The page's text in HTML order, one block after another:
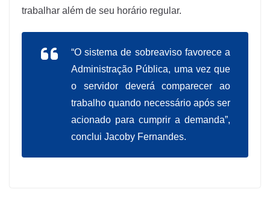
trabalhar além de seu horário regular.
“O sistema de sobreaviso favorece a
Administração Pública, uma vez que
o servidor deverá comparecer ao
trabalho quando necessário após ser
acionado para cumprir a demanda”,
conclui Jacoby Fernandes.